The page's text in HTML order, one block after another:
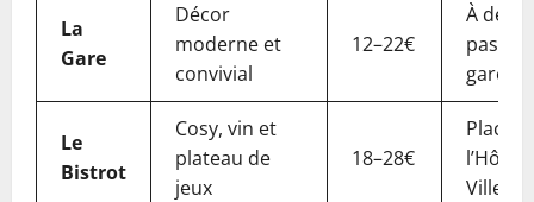
La
Gare
Décor
moderne et
convivial
12–22€
À deux
pas de
gare
Le
Bistrot
Cosy, vin et
plateau de
jeux
18–28€
Place
l’Hôtel
Ville